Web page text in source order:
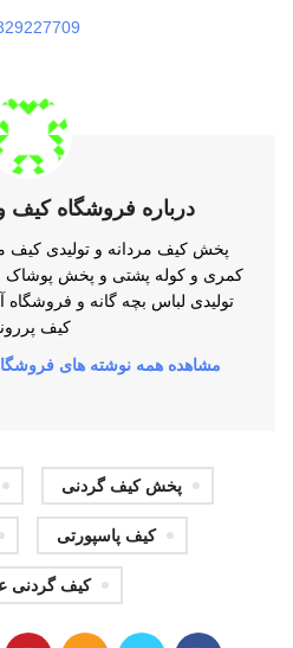
درباره فروشگاه کیف
پخش کیف مردانه و تولیدی کیف
کمری و کوله پشتی و پخش پوشاک
تولیدی لباس بچه گانه و فروشگاه
کیف
مشاهده همه نوشته های
پخش کیف گردنی
کیف پاسپورتی
کیف گردنی